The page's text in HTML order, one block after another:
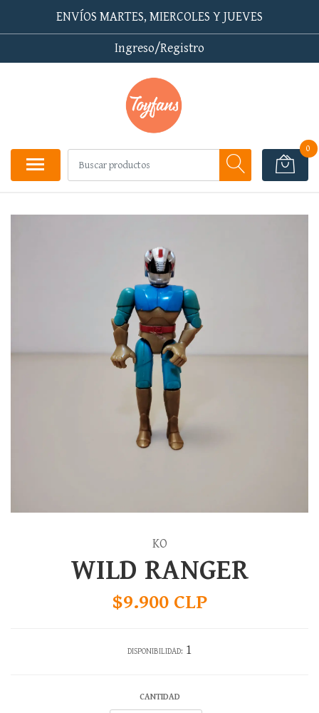
ENVÍOS MARTES, MIERCOLES Y JUEVES
Ingreso/Registro
0
KO
WILD RANGER
$9.900 CLP
DISPONIBILIDAD: 1
CANTIDAD